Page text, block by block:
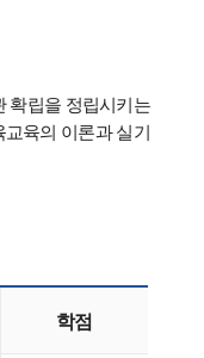
확립을 정립시키는
육의 이론과 실기
학점